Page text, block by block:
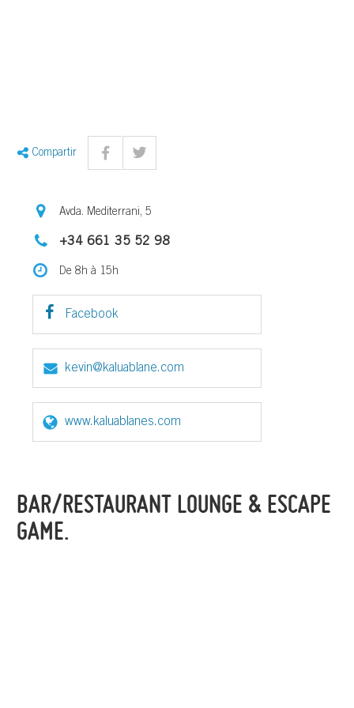
Compartir
BAR/RESTAURANT LOUNGE & ESCAPE
GAME.
Avda. Mediterrani, 5
+34 661 35 52 98
De 8h à 15h
Facebook
kevin@kaluablane.com
www.kaluablanes.com